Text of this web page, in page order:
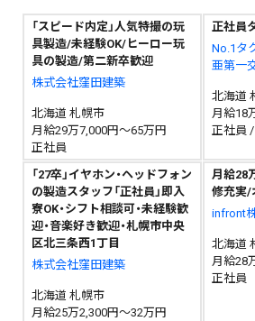
「スピード内定」人気特撮の玩
具製造/未経験OK/ヒーロー玩
具の製造/第二新卒歓迎
株式会社窪田建築
北海道 札幌市
月給29万7,000円～65万円
正社員
正社員
No.1タ
亜第一
北海道
月給18
正社員 /
「27卒」イヤホン・ヘッドフォン
の製造スタッフ「正社員」即入
寮OK・シフト相談可・未経験歓
迎・音楽好き歓迎・札幌市中央
区北三条西1丁目
株式会社窪田建築
北海道 札幌市
月給25万2,300円～32万円
月給28
修充実/
infront
北海道
月給28
正社員